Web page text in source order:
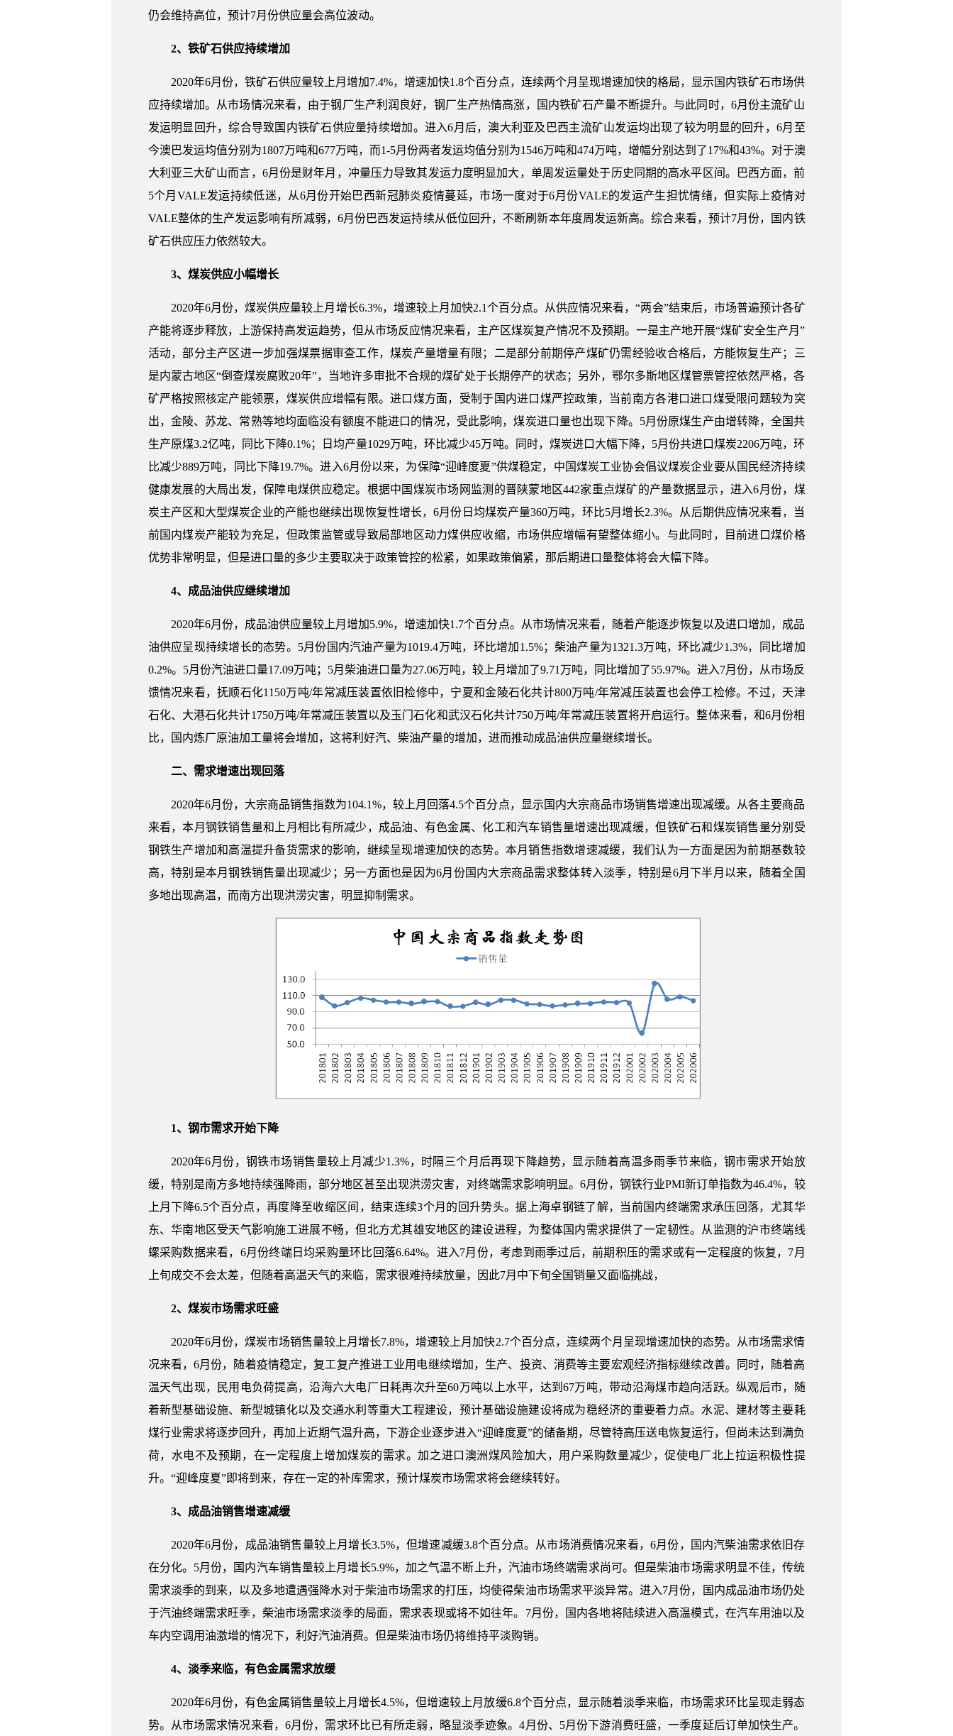
仍会维持高位，预计7月份供应量会高位波动。
2、铁矿石供应持续增加
2020年6月份，铁矿石供应量较上月增加7.4%，增速加快1.8个百分点，连续两个月呈现增速加快的格局，显示国内铁矿石市场供
应持续增加。从市场情况来看，由于钢厂生产利润良好，钢厂生产热情高涨，国内铁矿石产量不断提升。与此同时，6月份主流矿山
发运明显回升，综合导致国内铁矿石供应量持续增加。进入6月后，澳大利亚及巴西主流矿山发运均出现了较为明显的回升，6月至
今澳巴发运均值分别为1807万吨和677万吨，而1-5月份两者发运均值分别为1546万吨和474万吨，增幅分别达到了17%和43%。对于澳
大利亚三大矿山而言，6月份是财年月，冲量压力导致其发运力度明显加大，单周发运量处于历史同期的高水平区间。巴西方面，前
5个月VALE发运持续低迷，从6月份开始巴西新冠肺炎疫情蔓延，市场一度对于6月份VALE的发运产生担忧情绪，但实际上疫情对
VALE整体的生产发运影响有所减弱，6月份巴西发运持续从低位回升，不断刷新本年度周发运新高。综合来看，预计7月份，国内铁
矿石供应压力依然较大。
3、煤炭供应小幅增长
2020年6月份，煤炭供应量较上月增长6.3%，增速较上月加快2.1个百分点。从供应情况来看，“两会”结束后，市场普遍预计各矿
产能将逐步释放，上游保持高发运趋势，但从市场反应情况来看，主产区煤炭复产情况不及预期。一是主产地开展“煤矿安全生产月”
活动，部分主产区进一步加强煤票据审查工作，煤炭产量增量有限；二是部分前期停产煤矿仍需经验收合格后，方能恢复生产；三
是内蒙古地区“倒查煤炭腐败20年”，当地许多审批不合规的煤矿处于长期停产的状态；另外，鄂尔多斯地区煤管票管控依然严格，各
矿严格按照核定产能领票，煤炭供应增幅有限。进口煤方面，受制于国内进口煤严控政策，当前南方各港口进口煤受限问题较为突
出，金陵、苏龙、常熟等地均面临没有额度不能进口的情况，受此影响，煤炭进口量也出现下降。5月份原煤生产由增转降，全国共
生产原煤3.2亿吨，同比下降0.1%；日均产量1029万吨，环比减少45万吨。同时，煤炭进口大幅下降，5月份共进口煤炭2206万吨，环
比减少889万吨，同比下降19.7%。进入6月份以来，为保障“迎峰度夏”供煤稳定，中国煤炭工业协会倡议煤炭企业要从国民经济持续
健康发展的大局出发，保障电煤供应稳定。根据中国煤炭市场网监测的晋陕蒙地区442家重点煤矿的产量数据显示，进入6月份，煤
炭主产区和大型煤炭企业的产能也继续出现恢复性增长，6月份日均煤炭产量360万吨，环比5月增长2.3%。从后期供应情况来看，当
前国内煤炭产能较为充足，但政策监管或导致局部地区动力煤供应收缩，市场供应增幅有望整体缩小。与此同时，目前进口煤价格
优势非常明显，但是进口量的多少主要取决于政策管控的松紧，如果政策偏紧，那后期进口量整体将会大幅下降。
4、成品油供应继续增加
2020年6月份，成品油供应量较上月增加5.9%，增速加快1.7个百分点。从市场情况来看，随着产能逐步恢复以及进口增加，成品
油供应呈现持续增长的态势。5月份国内汽油产量为1019.4万吨，环比增加1.5%；柴油产量为1321.3万吨，环比减少1.3%，同比增加
0.2%。5月份汽油进口量17.09万吨；5月柴油进口量为27.06万吨，较上月增加了9.71万吨，同比增加了55.97%。进入7月份，从市场反
馈情况来看，抚顺石化1150万吨/年常减压装置依旧检修中，宁夏和金陵石化共计800万吨/年常减压装置也会停工检修。不过，天津
石化、大港石化共计1750万吨/年常减压装置以及玉门石化和武汉石化共计750万吨/年常减压装置将开启运行。整体来看，和6月份相
比，国内炼厂原油加工量将会增加，这将利好汽、柴油产量的增加，进而推动成品油供应量继续增长。
二、需求增速出现回落
2020年6月份，大宗商品销售指数为104.1%，较上月回落4.5个百分点，显示国内大宗商品市场销售增速出现减缓。从各主要商品
来看，本月钢铁销售量和上月相比有所减少，成品油、有色金属、化工和汽车销售量增速出现减缓，但铁矿石和煤炭销售量分别受
钢铁生产增加和高温提升备货需求的影响，继续呈现增速加快的态势。本月销售指数增速减缓，我们认为一方面是因为前期基数较
高，特别是本月钢铁销售量出现减少；另一方面也是因为6月份国内大宗商品需求整体转入淡季，特别是6月下半月以来，随着全国
多地出现高温，而南方出现洪涝灾害，明显抑制需求。
1、钢市需求开始下降
2020年6月份，钢铁市场销售量较上月减少1.3%，时隔三个月后再现下降趋势，显示随着高温多雨季节来临，钢市需求开始放
缓，特别是南方多地持续强降雨，部分地区甚至出现洪涝灾害，对终端需求影响明显。6月份，钢铁行业PMI新订单指数为46.4%，较
上月下降6.5个百分点，再度降至收缩区间，结束连续3个月的回升势头。据上海卓钢链了解，当前国内终端需求承压回落，尤其华
东、华南地区受天气影响施工进展不畅，但北方尤其雄安地区的建设进程，为整体国内需求提供了一定韧性。从监测的沪市终端线
螺采购数据来看，6月份终端日均采购量环比回落6.64%。进入7月份，考虑到雨季过后，前期积压的需求或有一定程度的恢复，7月
上旬成交不会太差，但随着高温天气的来临，需求很难持续放量，因此7月中下旬全国销量又面临挑战，
2、煤炭市场需求旺盛
2020年6月份，煤炭市场销售量较上月增长7.8%，增速较上月加快2.7个百分点，连续两个月呈现增速加快的态势。从市场需求情
况来看，6月份，随着疫情稳定，复工复产推进工业用电继续增加，生产、投资、消费等主要宏观经济指标继续改善。同时，随着高
温天气出现，民用电负荷提高，沿海六大电厂日耗再次升至60万吨以上水平，达到67万吨，带动沿海煤市趋向活跃。纵观后市，随
着新型基础设施、新型城镇化以及交通水利等重大工程建设，预计基础设施建设将成为稳经济的重要着力点。水泥、建材等主要耗
煤行业需求将逐步回升，再加上近期气温升高，下游企业逐步进入“迎峰度夏”的储备期，尽管特高压送电恢复运行，但尚未达到满负
荷，水电不及预期，在一定程度上增加煤炭的需求。加之进口澳洲煤风险加大，用户采购数量减少，促使电厂北上拉运积极性提
升。“迎峰度夏”即将到来，存在一定的补库需求，预计煤炭市场需求将会继续转好。
3、成品油销售增速减缓
2020年6月份，成品油销售量较上月增长3.5%，但增速减缓3.8个百分点。从市场消费情况来看，6月份，国内汽柴油需求依旧存
在分化。5月份，国内汽车销售量较上月增长5.9%，加之气温不断上升，汽油市场终端需求尚可。但是柴油市场需求明显不佳，传统
需求淡季的到来，以及多地遭遇强降水对于柴油市场需求的打压，均使得柴油市场需求平淡异常。进入7月份，国内成品油市场仍处
于汽油终端需求旺季，柴油市场需求淡季的局面，需求表现或将不如往年。7月份，国内各地将陆续进入高温模式，在汽车用油以及
车内空调用油激增的情况下，利好汽油消费。但是柴油市场仍将维持平淡购销。
4、淡季来临，有色金属需求放缓
2020年6月份，有色金属销售量较上月增长4.5%，但增速较上月放缓6.8个百分点，显示随着淡季来临，市场需求环比呈现走弱态
势。从市场需求情况来看，6月份，需求环比已有所走弱，略显淡季迹象。4月份、5月份下游消费旺盛，一季度延后订单加快生产。